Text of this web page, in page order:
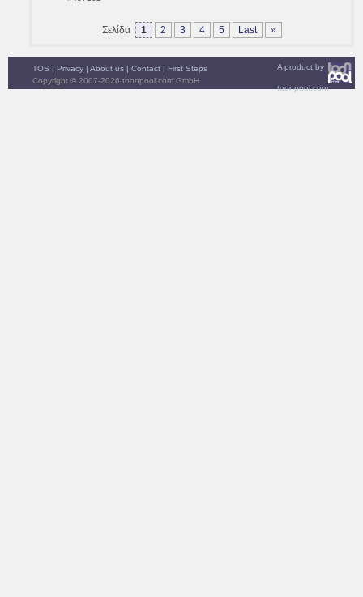
Σελίδα 1 2 3 4 5 Last »
A product by
toonpool.com
TOS | Privacy | About us | Contact | First Steps
Copyright © 2007-2026 toonpool.com GmbH